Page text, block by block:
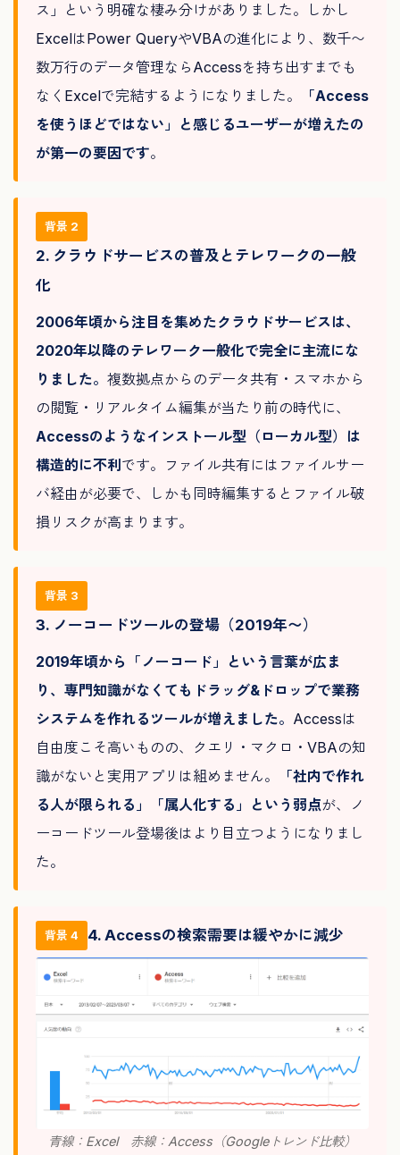
ス」という明確な棲み分けがありました。しかし
ExcelはPower QueryやVBAの進化により、数千〜
数万行のデータ管理ならAccessを持ち出すまでも
なくExcelで完結するようになりました。
「Access
を使うほどではない」と感じるユーザーが増えたの
が第一の要因です。
背景 2
2. クラウドサービスの普及とテレワークの一般
化
2006年頃から注目を集めたクラウドサービスは、
2020年以降のテレワーク一般化で完全に主流にな
りました。 複数拠点からのデータ共有・スマホから
の閲覧・リアルタイム編集が当たり前の時代に、
Accessのようなインストール型（ローカル型）は
構造的に不利 です。ファイル共有にはファイルサー
バ経由が必要で、しかも同時編集するとファイル破
損リスクが高まります。
背景 3
3. ノーコードツールの登場（2019年〜）
2019年頃から「ノーコード」という言葉が広ま
り、専門知識がなくてもドラッグ&ドロップで業務
システムを作れるツールが増えました。 Accessは
自由度こそ高いものの、クエリ・マクロ・VBAの知
識がないと実用アプリは組めません。
「社内で作れ
る人が限られる」「属人化する」という弱点が、ノ
ーコードツール登場後はより目立つようになりまし
た。
背景 4 4. Accessの検索需要は緩やかに減少
青線：Excel 赤線：Access（Googleトレンド比較）